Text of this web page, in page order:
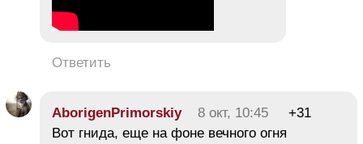
Ответить
AborigenPrimorskiy 8 окт, 10:45
+31
Вот гнида, еще на фоне вечного огня